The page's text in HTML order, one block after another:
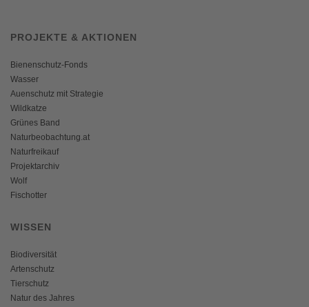
PROJEKTE & AKTIONEN
Bienenschutz-Fonds
Wasser
Auenschutz mit Strategie
Wildkatze
Grünes Band
Naturbeobachtung.at
Naturfreikauf
Projektarchiv
Wolf
Fischotter
WISSEN
Biodiversität
Artenschutz
Tierschutz
Natur des Jahres